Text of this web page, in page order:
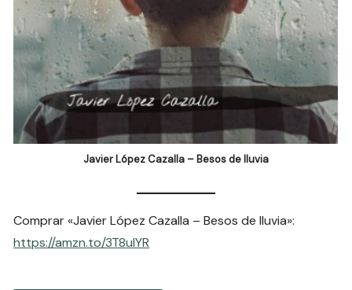
Javier López Cazalla – Besos de lluvia
Comprar «Javier López Cazalla – Besos de lluvia»:
https://amzn.to/3T8uIYR